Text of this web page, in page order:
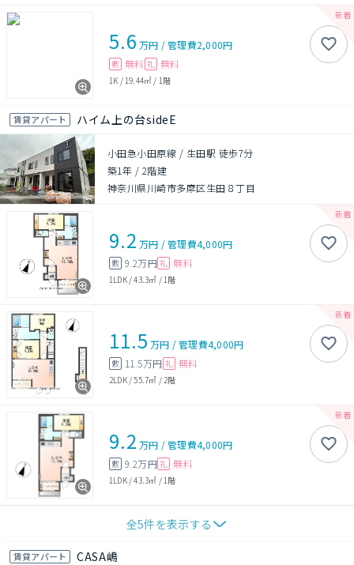
5.6 万円 /管理費2,000円
敷 無料 礼 無料
1K / 19.44㎡ / 1階
賃貸アパート ハイム上の台sideE
小田急小田原線 / 生田駅 徒歩7分
築1年 / 2階建
神奈川県川崎市多摩区生田８丁目
9.2 万円 /管理費4,000円
敷 9.2万円 礼 無料
1LDK/43.3㎡ / 1階
11.5 万円 /管理費4,000円
敷 11.5万円 礼 無料
2LDK/55.7㎡ / 2階
9.2 万円 /管理費4,000円
敷 9.2万円 礼 無料
1LDK/43.3㎡ / 1階
全5件を表示する
賃貸アパート CASA嶋